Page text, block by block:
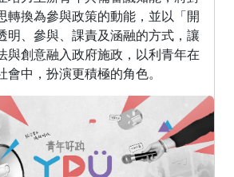
轉換為參與政策的動能，並以「開
明、參與、課責及涵融的方式，讓
與創意融入政府施政，以利青年在
會中，扮演更積極的角色。